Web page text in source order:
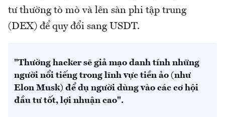
tư thường tò mò và lên sàn phi tập trung
(DEX) để quy đổi sang USDT.
"Thường hacker sẽ giả mạo danh tính những
người nổi tiếng trong lĩnh vực tiền ảo (như
Elon Musk) để dụ người dùng vào các cơ hội
đầu tư tốt, lợi nhuận cao".